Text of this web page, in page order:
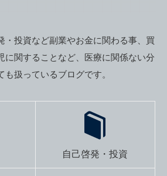
・投資など副業やお金に関わる事、買
に関することなど、医療に関係ない分
も扱っているブログです。
自己啓発・投資